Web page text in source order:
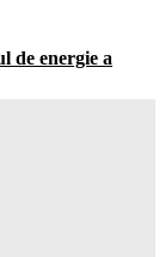
de energie a